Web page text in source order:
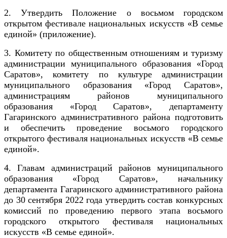
2. Утвердить Положение о восьмом городском
открытом фестивале национальных искусств «В семье
единой» (приложение).
3. Комитету по общественным отношениям и туризму
администрации муниципального образования «Город
Саратов», комитету по культуре администрации
муниципального образования «Город Саратов»,
администрациям районов муниципального
образования «Город Саратов», департаменту
Гагаринского административного района подготовить
и обеспечить проведение восьмого городского
открытого фестиваля национальных искусств «В семье
единой».
4. Главам администраций районов муниципального
образования «Город Саратов», начальнику
департамента Гагаринского административного района
до 30 сентября 2022 года утвердить состав конкурсных
комиссий по проведению первого этапа восьмого
городского открытого фестивалянациональных
искусств «В семье единой».